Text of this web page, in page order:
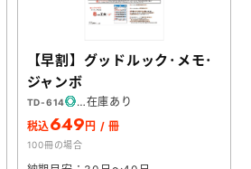
【早割】グッドルック･メモ･
ジャンボ
TD-614
在庫あり
税込649 円 / 冊
100冊の場合